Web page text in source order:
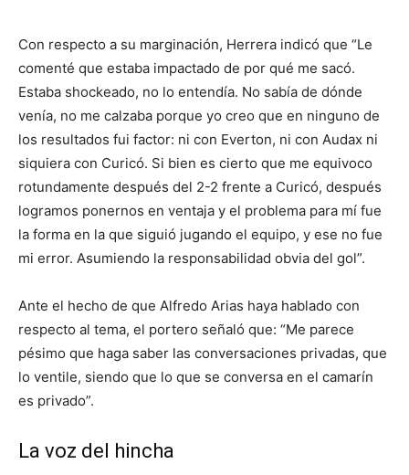
Con respecto a su marginación, Herrera indicó que “Le
comenté que estaba impactado de por qué me sacó.
Estaba shockeado, no lo entendía. No sabía de dónde
venía, no me calzaba porque yo creo que en ninguno de
los resultados fui factor: ni con Everton, ni con Audax ni
siquiera con Curicó. Si bien es cierto que me equivoco
rotundamente después del 2-2 frente a Curicó, después
logramos ponernos en ventaja y el problema para mí fue
la forma en la que siguió jugando el equipo, y ese no fue
mi error. Asumiendo la responsabilidad obvia del gol”.
Ante el hecho de que Alfredo Arias haya hablado con
respecto al tema, el portero señaló que: “Me parece
pésimo que haga saber las conversaciones privadas, que
lo ventile, siendo que lo que se conversa en el camarín
es privado”.
La voz del hincha